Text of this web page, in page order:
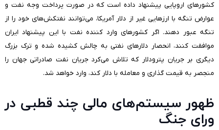
کشورهای اروپایی پیشنهاد داده است که در صورت پرداخت وجه نفت و
عوارض تنگه با ارزهایی غیر از دلار آمریکا، می‌توانند نفتکش‌های خود را از
تنگه عبور دهند. اگر کشورهای وارد کننده نفت با این پیشنهاد ایران
موافقت کنند، انحصار دلارهای نفتی به چالش کشیده شده و ترک بزرگ
دیگری بر جریان پترودلار که تلاش می‌کرد جریان نفت صادراتی جهان را
منجصر به قیمت گذاری و معامله با دلار کند، وارد خواهد شد.
ظهور سیستم‌های مالی چند قطبی در
ورای جنگ